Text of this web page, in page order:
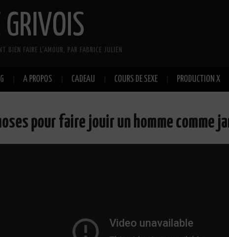
GRIVOIS
BIEN FAIRE L'AMOUR, PAR FABRICE JULIEN
A PROPOS CADEAU COURS DE SEXE PRODUCTION X
pour faire jouir un homme comme